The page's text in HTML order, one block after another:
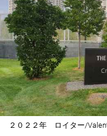
２０２２年 ロイター/